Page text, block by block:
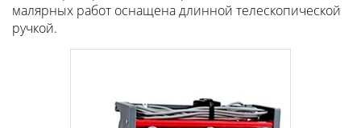
малярных работ оснащена длинной телескопической
ручкой.